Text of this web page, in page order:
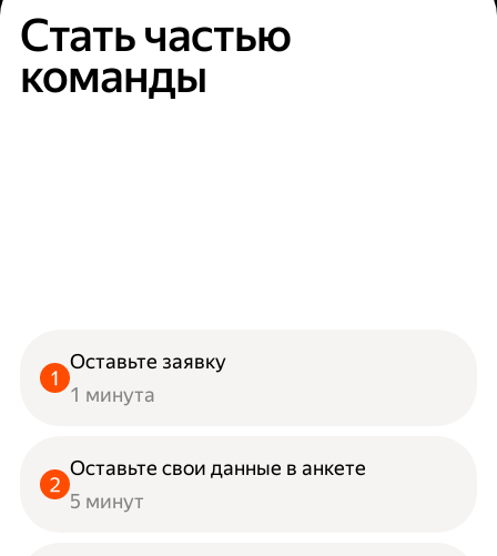
Стать частью
команды
Оставьте заявку
1 минута
Оставьте свои данные в анкете
5 минут